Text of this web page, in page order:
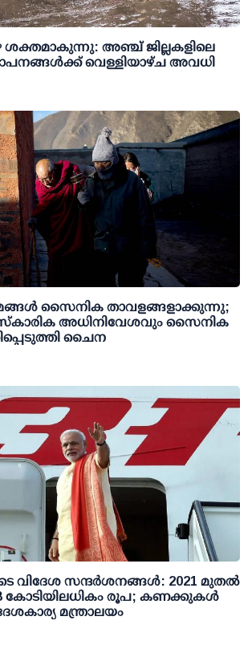
ശക്തമാകുന്നു: അഞ്ച് ജില്ലകളിലെ
വെള്ളിയാഴ്ച അവധി
സൈനിക താവളങ്ങളാക്കുന്നു;
അധിനിവേശവും സൈനിക
ചൈന
വിദേശ സന്ദർശനങ്ങൾ: 2021 മുതൽ
കോടിയിലധികം രൂപ; കണക്കുകൾ
മന്ത്രാലയം